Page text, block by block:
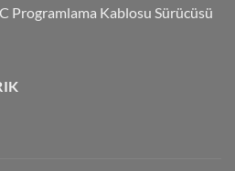
Programlama Kablosu Sürücüsü